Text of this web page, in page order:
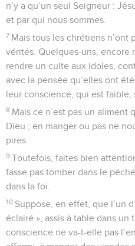
n’y a qu’un seul Seigneur :
et par qui nous sommes.
7 Mais tous les chrétiens n’ont
vérités. Quelques-uns, encore
rendre un culte aux idoles,
avec la pensée qu’elles ont
leur conscience, qui est faible,
8 Mais ce n’est pas un aliment
Dieu ; en manger ou pas ne
pires.
9 Toutefois, faites bien
fasse pas tomber dans le
dans la foi.
10 Suppose, en effet, que l’un
éclairé », assis à table dans un
conscience ne va-t-elle pas